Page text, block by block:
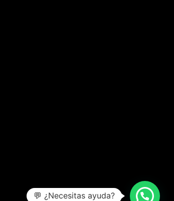
💬 ¿Necesitas ayuda?